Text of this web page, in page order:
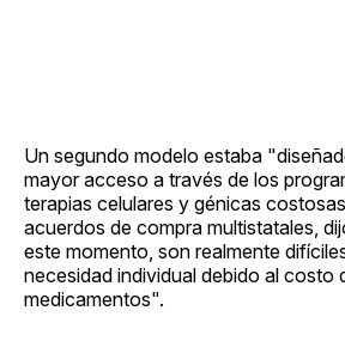
Un segundo modelo estaba
mayor acceso a través de los
terapias celulares y génicas
acuerdos de compra multistatales,
este momento, son realmente
necesidad individual debido al costo
medicamentos".